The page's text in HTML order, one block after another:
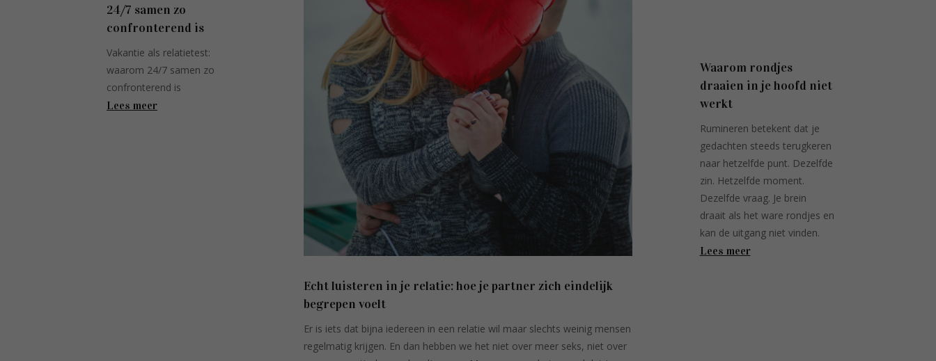
24/7 samen zo
confronterend is
Vakantie als relatietest:
waarom 24/7 samen zo
confronterend is
Lees meer
Echt luisteren in je relatie: hoe je partner zich eindelijk
begrepen voelt
Er is iets dat bijna iedereen in een relatie wil maar slechts weinig mensen
regelmatig krijgen. En dan hebben we het niet over meer seks, niet over
Waarom rondjes
draaien in je hoofd niet
werkt
Rumineren betekent dat je
gedachten steeds terugkeren
naar hetzelfde punt. Dezelfde
zin. Hetzelfde moment.
Dezelfde vraag. Je brein
draait als het ware rondjes en
kan de uitgang niet vinden.
Lees meer